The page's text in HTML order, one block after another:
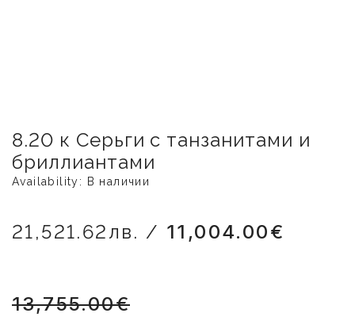
8.20 к Серьги с танзанитами и
бриллиантами
Availability: В наличии
21,521.62лв. / 11,004.00€
13,755.00€